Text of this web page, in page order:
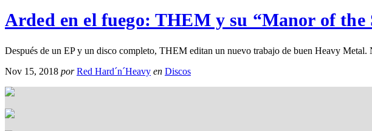
Arded en el fuego: THEM y su “Manor of the
Después de un EP y un disco completo, THEM editan un nuevo trabajo de buen Heavy Metal.
Nov 15, 2018 por Red Hard´n´Heavy en Discos